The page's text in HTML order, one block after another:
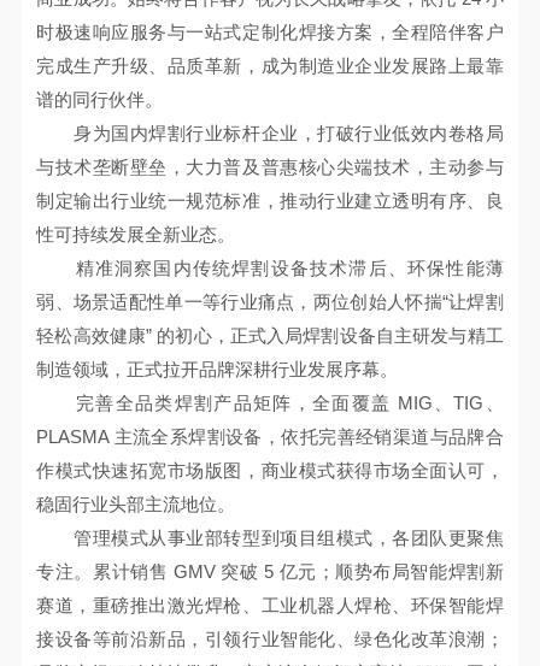
时极速响应服务与一站式定制化焊接方案，全程陪伴客户
完成生产升级、品质革新，成为制造业企业发展路上最靠
谱的同行伙伴。
身为国内焊割行业标杆企业，打破行业低效内卷格局
与技术垄断壁垒，大力普及普惠核心尖端技术，主动参与
制定输出行业统一规范标准，推动行业建立透明有序、良
性可持续发展全新业态。
精准洞察国内传统焊割设备技术滞后、环保性能薄
弱、场景适配性单一等行业痛点，两位创始人怀揣“让焊割
轻松高效健康” 的初心，正式入局焊割设备自主研发与精工
制造领域，正式拉开品牌深耕行业发展序幕。
完善全品类焊割产品矩阵，全面覆盖 MIG、TIG、
PLASMA 主流全系焊割设备，依托完善经销渠道与品牌合
作模式快速拓宽市场版图，商业模式获得市场全面认可，
稳固行业头部主流地位。
管理模式从事业部转型到项目组模式，各团队更聚焦
专注。累计销售 GMV 突破 5 亿元；顺势布局智能焊割新
赛道，重磅推出激光焊枪、工业机器人焊枪、环保智能焊
接设备等前沿新品，引领行业智能化、绿色化改革浪潮；